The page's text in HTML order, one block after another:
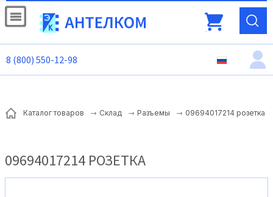
8 (800) 550-12-98
Каталог товаров Склад Разъемы 09694017214 розетка
09694017214 РОЗЕТКА